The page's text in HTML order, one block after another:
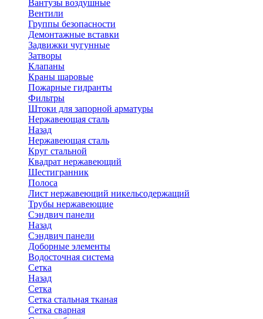
Вантузы воздушные
Вентили
Группы безопасности
Демонтажные вставки
Задвижки чугунные
Затворы
Клапаны
Краны шаровые
Пожарные гидранты
Фильтры
Штоки для запорной арматуры
Нержавеющая сталь
Назад
Нержавеющая сталь
Круг стальной
Квадрат нержавеющий
Шестигранник
Полоса
Лист нержавеющий никельсодержащий
Трубы нержавеющие
Сэндвич панели
Назад
Сэндвич панели
Доборные элементы
Водосточная система
Сетка
Назад
Сетка
Сетка стальная тканая
Сетка сварная